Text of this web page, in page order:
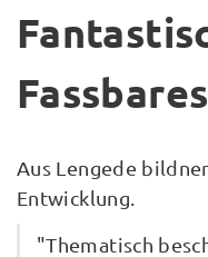
Aus Lengede
Entwicklung.
"Thematisch